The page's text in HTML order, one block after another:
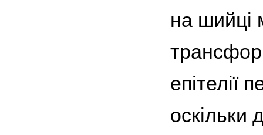
на шийці
епітелії
оскільки